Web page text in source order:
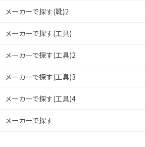
メーカーで探す(靴)2
メーカーで探す(工具)
メーカーで探す(工具)2
メーカーで探す(工具)3
メーカーで探す(工具)4
メーカーで探す